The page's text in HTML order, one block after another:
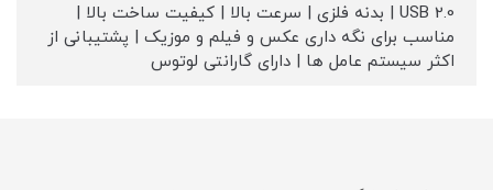
USB 2.0 | بدنه فلزی | سرعت بالا | کیفیت ساخت بالا |
مناسب برای نگه داری عکس و فیلم و موزیک | پشتیبانی از
اکثر سیستم عامل ها | دارای گارانتی لوتوس